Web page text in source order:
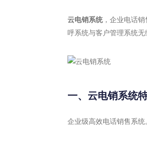
云电销系统，企业电话
呼系统与客户管理系统
一、云电销系统
企业级高效电话销售系统